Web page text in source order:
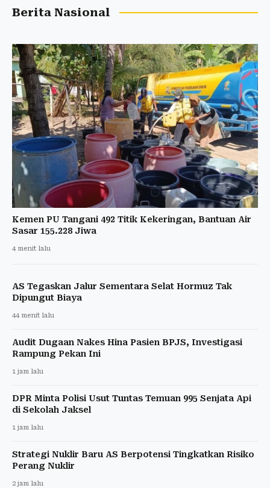
Berita Nasional
Kemen PU Tangani 492 Titik Kekeringan, Bantuan Air
Sasar 155.228 Jiwa
4 menit lalu
AS Tegaskan Jalur Sementara Selat Hormuz Tak
Dipungut Biaya
44 menit lalu
Audit Dugaan Nakes Hina Pasien BPJS, Investigasi
Rampung Pekan Ini
1 jam lalu
DPR Minta Polisi Usut Tuntas Temuan 995 Senjata Api
di Sekolah Jaksel
1 jam lalu
Strategi Nuklir Baru AS Berpotensi Tingkatkan Risiko
Perang Nuklir
2 jam lalu